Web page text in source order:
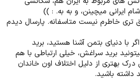
ایرانی میچینن، و به به. : ))
تری خاطرم نیست متاسفانه. پارسال دیدم
با دنیای بتمن آشنا هستید، برید
برید سراغش، خیلی ارتباطی با هم
درک بهتری از دلیل اختلاف اون خاندان
داشته باشید.